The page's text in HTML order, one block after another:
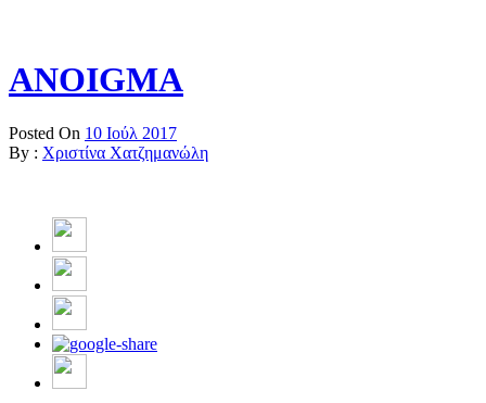
ANOIGMA
Posted On 10 Ιούλ 2017
By : Χριστίνα Χατζημανώλη